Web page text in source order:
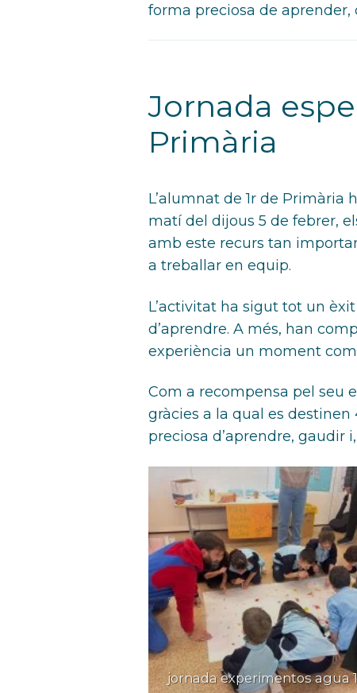
forma preciosa de
Jornada
Primària
L’alumnat de 1r de Primària
matí del dijous 5 de febrer,
amb este recurs tan
a treballar en equip.
L’activitat ha sigut tot un
d’aprendre. A més, han
experiència un moment
Com a recompensa pel seu
gràcies a la qual es destinen
preciosa d’aprendre, gaudir
jornada experimentos agua